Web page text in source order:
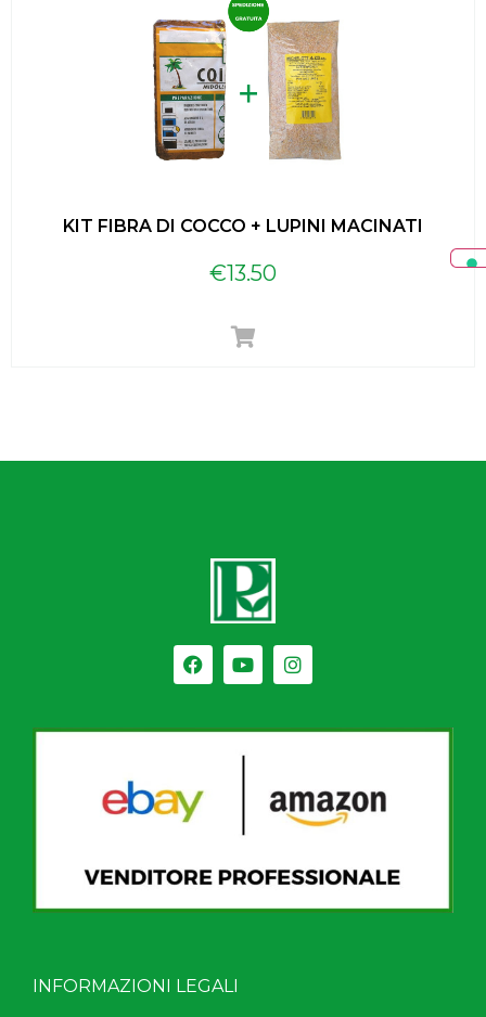
KIT FIBRA DI COCCO + LUPINI MACINATI
€13.50
INFORMAZIONI LEGALI